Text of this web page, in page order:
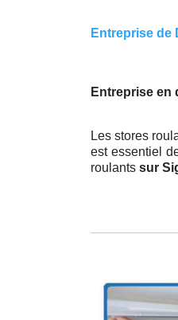
Entreprise de
Entreprise en
Les stores
est essentiel
roulants sur